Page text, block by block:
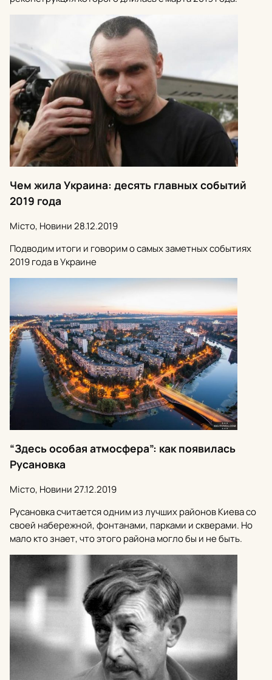
Чем жила Украина: десять главных событий
2019 года
Місто, Новини28.12.2019
Подводим итоги и говорим о самых заметных событиях
2019 года в Украине
“Здесь особая атмосфера”: как появилась
Русановка
Місто, Новини27.12.2019
Русановка считается одним из лучших районов Киева со
своей набережной, фонтанами, парками и скверами. Но
мало кто знает, что этого района могло бы и не быть.